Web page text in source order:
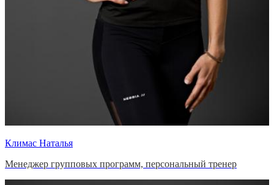
Климас Наталья
Менеджер групповых программ, персональный тренер